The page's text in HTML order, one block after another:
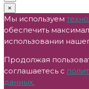
×
Мы используем
обеспечить
использовании
Продолжая
соглашаетесь с
данных.